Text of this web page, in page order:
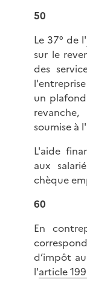
50
Le 37° de l'
sur le
des
un
soumise à
L'aide
aux
chèque
60
En
d’impôt
l'article